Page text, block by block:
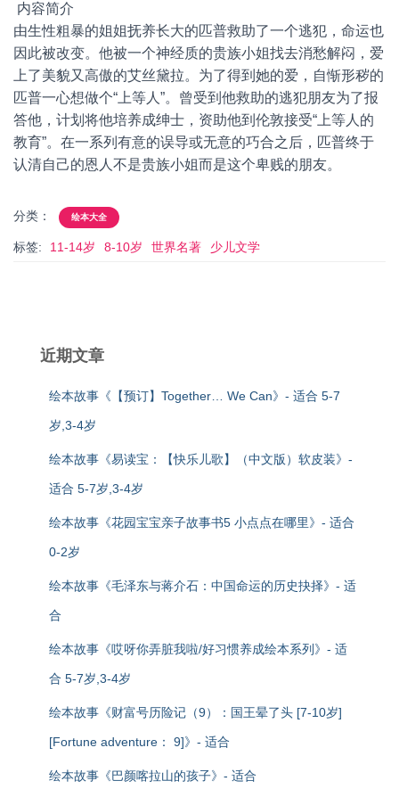
内容简介
由生性粗暴的姐姐抚养长大的匹普救助了一个逃犯，命运也
因此被改变。他被一个神经质的贵族小姐找去消愁解闷，爱
上了美貌又高傲的艾丝黛拉。为了得到她的爱，自惭形秽的
匹普一心想做个“上等人”。曾受到他救助的逃犯朋友为了报
答他，计划将他培养成绅士，资助他到伦敦接受“上等人的
教育”。在一系列有意的误导或无意的巧合之后，匹普终于
认清自己的恩人不是贵族小姐而是这个卑贱的朋友。
分类： 绘本大全
标签: 11-14岁 8-10岁 世界名著 少儿文学
近期文章
绘本故事《【预订】Together… We Can》- 适合 5-7
岁,3-4岁
绘本故事《易读宝：【快乐儿歌】（中文版）软皮装》-
适合 5-7岁,3-4岁
绘本故事《花园宝宝亲子故事书5 小点点在哪里》- 适合
0-2岁
绘本故事《毛泽东与蒋介石：中国命运的历史抉择》- 适
合
绘本故事《哎呀你弄脏我啦/好习惯养成绘本系列》- 适
合 5-7岁,3-4岁
绘本故事《财富号历险记（9）：国王晕了头 [7-10岁]
[Fortune adventure： 9]》- 适合
绘本故事《巴颜喀拉山的孩子》- 适合